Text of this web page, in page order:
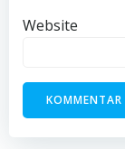
Website